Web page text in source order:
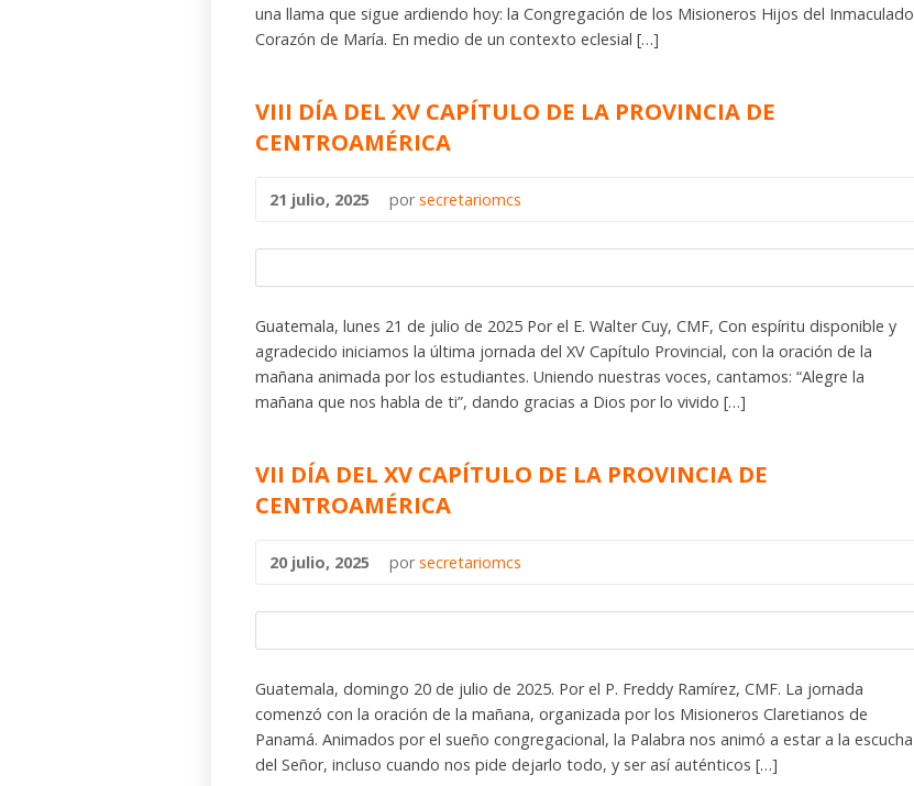
una llama que sigue ardiendo hoy: la Congregación de los Misioneros Hijos del Inmaculado
Corazón de María. En medio de un contexto eclesial […]
VIII DÍA DEL XV CAPÍTULO DE LA PROVINCIA DE
CENTROAMÉRICA
21 julio, 2025 porsecretariomcs
Guatemala, lunes 21 de julio de 2025 Por el E. Walter Cuy, CMF, Con espíritu disponible y
agradecido iniciamos la última jornada del XV Capítulo Provincial, con la oración de la
mañana animada por los estudiantes. Uniendo nuestras voces, cantamos: “Alegre la
mañana que nos habla de ti”, dando gracias a Dios por lo vivido […]
VII DÍA DEL XV CAPÍTULO DE LA PROVINCIA DE
CENTROAMÉRICA
20 julio, 2025 porsecretariomcs
Guatemala, domingo 20 de julio de 2025. Por el P. Freddy Ramírez, CMF. La jornada
comenzó con la oración de la mañana, organizada por los Misioneros Claretianos de
Panamá. Animados por el sueño congregacional, la Palabra nos animó a estar a la escucha
del Señor, incluso cuando nos pide dejarlo todo, y ser así auténticos […]